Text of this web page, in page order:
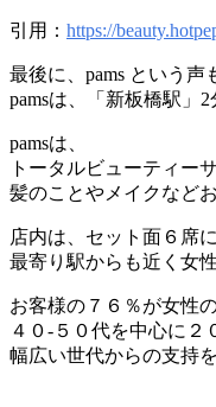
引用： https://
最後に、pams という声
pamsは、「新板橋駅」
pamsは、
トータルビューティー
髪のことやメイクなど
店内は、セット面６席
最寄り駅からも近く女
お客様の７６％が女性
４０-５０代を中心に２
幅広い世代からの支持